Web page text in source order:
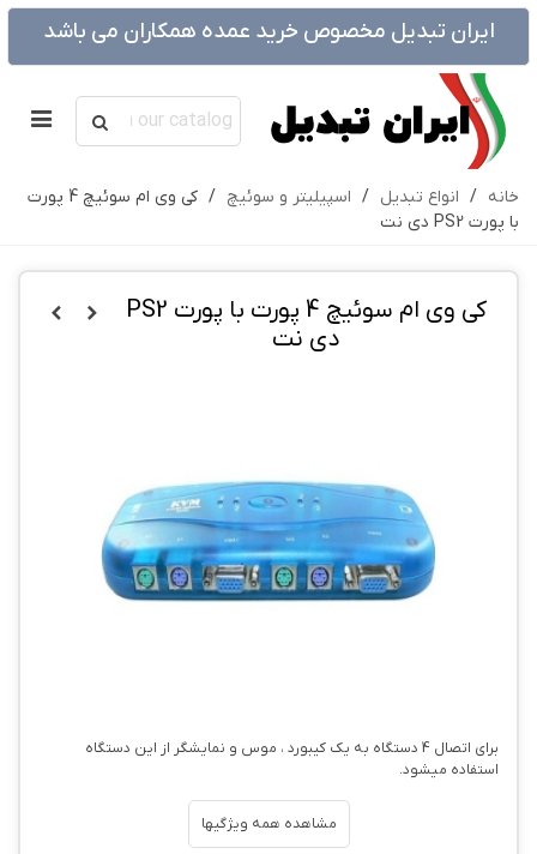
ایران تبدیل مخصوص خرید عمده همکاران می باشد
خانه / انواع تبدیل / اسپیلیتر و سوئیچ /
کی وی ام سوئیچ 4 پورت
با پورت PS2 دی نت
کی وی ام سوئیچ 4 پورت با پورت PS2
دی نت
برای اتصال 4 دستگاه به یک کیبورد ، موس و نمایشگر از این دستگاه
استفاده میشود.
مشاهده همه ویژگیها